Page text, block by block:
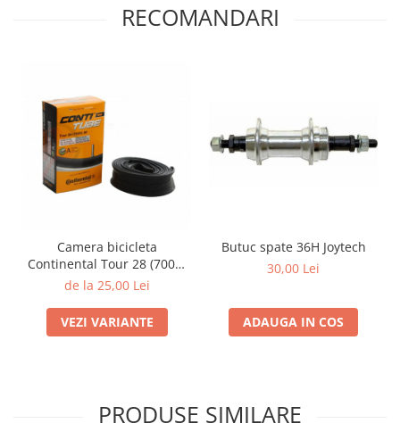
RECOMANDARI
Camera bicicleta
Continental Tour 28 (700C)
All, Auto / Presta, 32/47-622
de la 25,00 Lei
VEZI VARIANTE
Butuc spate 36H Joytech
30,00 Lei
ADAUGA IN COS
PRODUSE SIMILARE